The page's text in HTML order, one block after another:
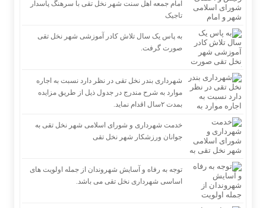
امام جمعه اهل سنت شهر نخل تقی با سرهنگ پاسدار
تاجیک
به پاس یک سال تلاش کادر آموزشی شهر نخل تقی
صورت گرفت.
شهرداری بندر نخل تقی در نظر دارد نسبت به اجاره
موارد به شرح مندرج در جدول ذیل از طریق مزایده
بمدت ۲سال اقدام نماید.
خدمت شهرداری و شورای اسلامی شهر نخل تقی به
جوانان ورزشکار شهر نخل تقی
توجه به رفاه و آسایش شهروندان از جمله اولویت های
اساسی شهرداری نخل تقی می باشد.